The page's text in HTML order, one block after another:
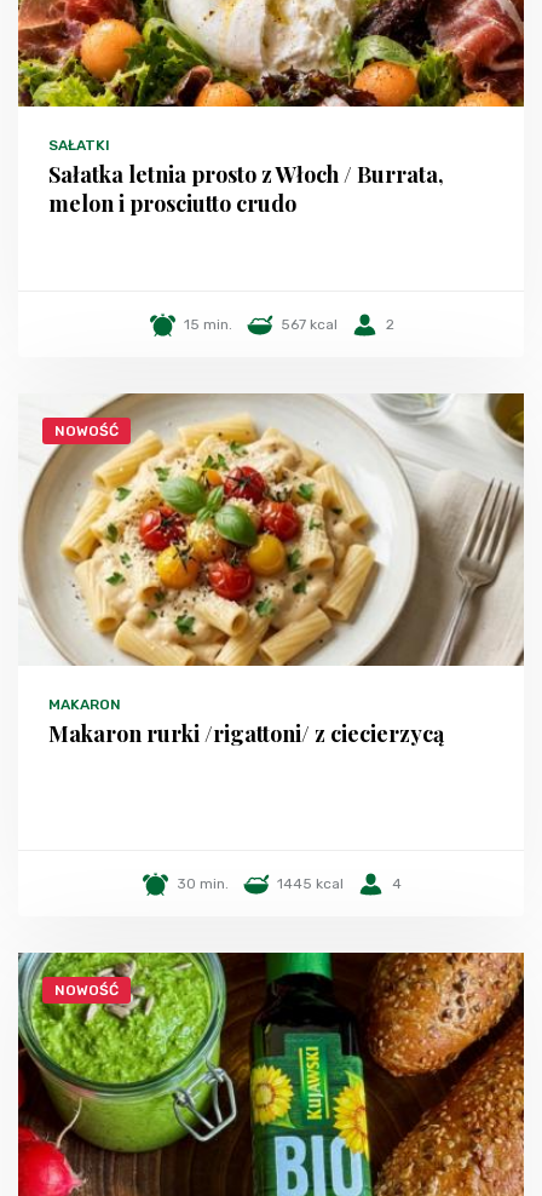
SAŁATKI
Sałatka letnia prosto z Włoch / Burrata,
melon i prosciutto crudo
15 min. 567 kcal 2
NOWOŚĆ
MAKARON
Makaron rurki /rigattoni/ z ciecierzycą
30 min. 1445 kcal 4
NOWOŚĆ